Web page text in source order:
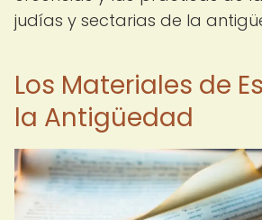
judías y sectarias de la
Los Materiales de
la Antigüedad